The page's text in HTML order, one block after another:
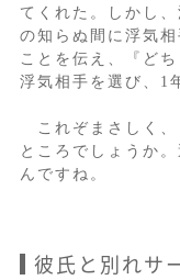
てくれた。しかし
の知らぬ間に浮気
ことを伝え、『ど
浮気相手を選び、1
これぞまさしく、
ところでしょうか
んですね。
彼氏と別れサ